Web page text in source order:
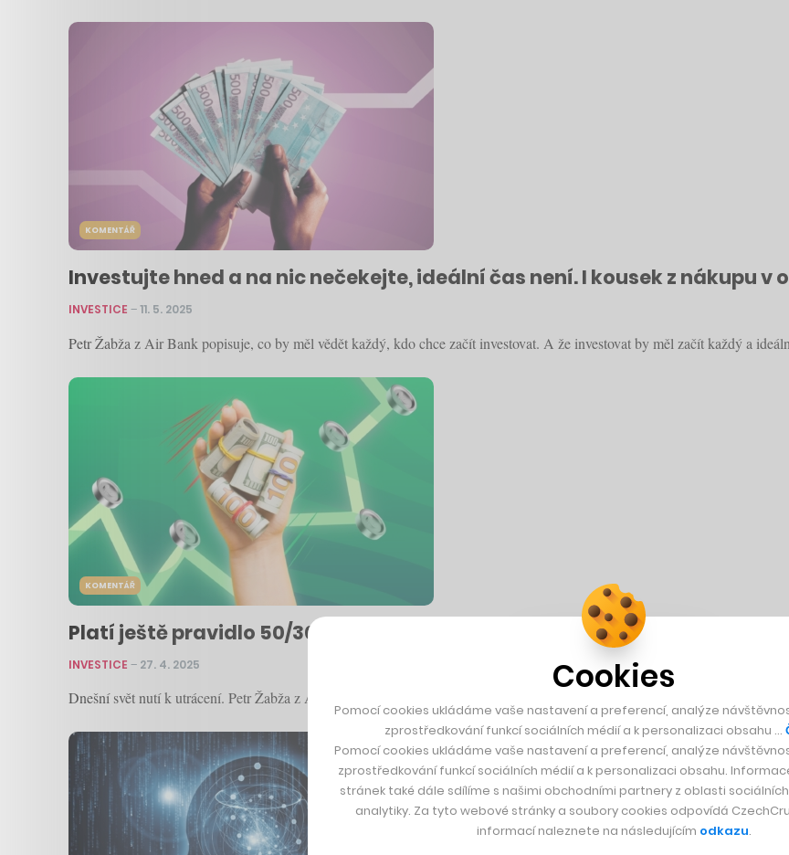
KOMENTÁŘ
Investujte hned a na nic nečekejte, ideální čas není. I kousek z nákupu v
INVESTICE –11. 5. 2025
Petr Žabža z Air Bank popisuje, co by měl vědět každý, kdo chce začít investovat. A že investovat by měl začít každý a
KOMENTÁŘ
Platí ještě pravidlo 50/30/20? Praktický návod, jak sestavit osobní
INVESTICE – 27. 4. 2025
Dnešní svět nutí k utrácení. Petr Žabža z Air Bank popisuje, jak si nastavit a hlídat příjmy i výdaje, aby mladý člověk nebyl z…
Cookies
Pomocí cookies ukládáme vaše nastavení a preferencí, analýze
zprostředkování funkcí sociálních médií a k personalizaci obsahu …
Pomocí cookies ukládáme vaše nastavení a preferencí, analýze
zprostředkování funkcí sociálních médií a k personalizaci obsahu.
stránek také dále sdílíme s našimi obchodními partnery z oblasti
analytiky. Za tyto webové stránky a soubory cookies odpovídá
informací naleznete na následujícím odkazu.